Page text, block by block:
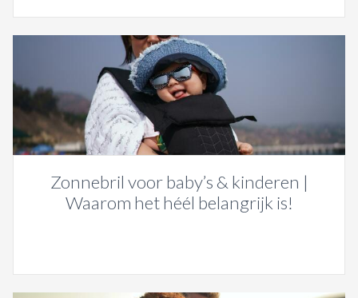
Zonnebril voor baby’s & kinderen |
Waarom het héél belangrijk is!